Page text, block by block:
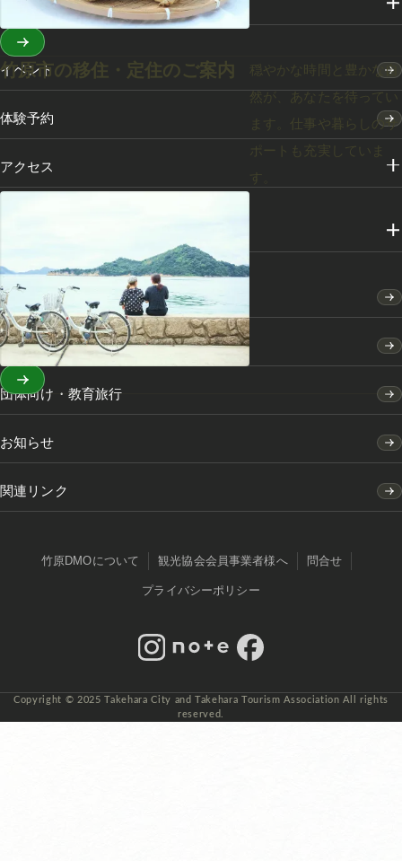
竹原市の移住・定住のご案内
穏やかな時間と豊かな自
然が、あなたを待ってい
ます。仕事や暮らしのサ
ポートも充実していま
す。
スポット・体験
イベント
体験予約
アクセス
竹原市のふるさと納税
竹原市の移住・定住のご案内
団体向け・教育旅行
お知らせ
関連リンク
竹原DMOについて 観光協会会員事業者様へ 問合せ
プライバシーポリシー
Instagram
note Facebook
Copyright © 2025 Takehara City and Takehara Tourism Association All rights
reserved.